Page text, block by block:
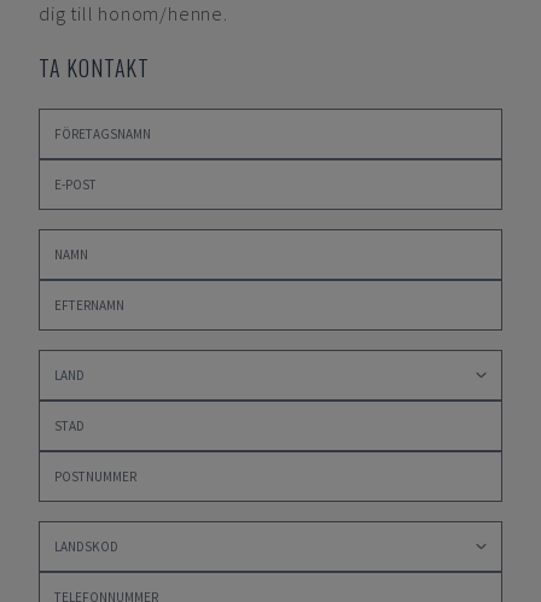
dig till honom/henne.
TA KONTAKT